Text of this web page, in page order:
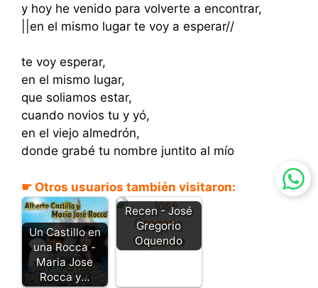
y hoy he venido para volverte a encontrar,
||en el mismo lugar te voy a esperar//
te voy esperar,
en el mismo lugar,
que soliamos estar,
cuando novios tu y yó,
en el viejo almedrón,
donde grabé tu nombre juntito al mío
☛ Otros usuarios también visitaron:
Un Castillo en
una Rocca -
Maria Jose
Rocca y…
Recen - José
Gregorio
Oquendo